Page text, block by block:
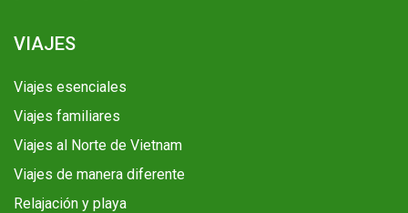
VIAJES
Viajes esenciales
Viajes familiares
Viajes al Norte de Vietnam
Viajes de manera diferente
Relajación y playa